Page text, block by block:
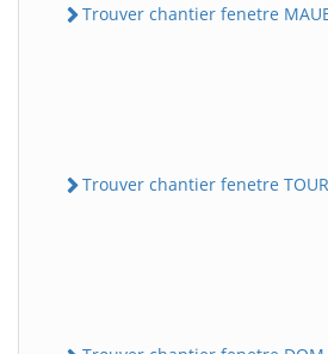
Trouver chantier fenetre
Trouver chantier fenetre